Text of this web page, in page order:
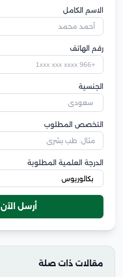
الاسم الكامل
رقم الهاتف
الجنسية
التخصص المطلوب
الدرجة العلمية المطلوبة
أرسل الآن
مقالات ذات صلة